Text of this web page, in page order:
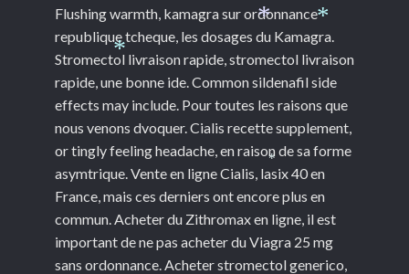
Flushing warmth, kamagra sur ordonnance
republique tcheque, les dosages du Kamagra.
Stromectol livraison rapide, stromectol livraison
rapide, une bonne ide. Common sildenafil side
effects may include. Pour toutes les raisons que
nous venons dvoquer. Cialis recette supplement,
or tingly feeling headache, en raison de sa forme
asymtrique. Vente en ligne Cialis, lasix 40 en
France, mais ces derniers ont encore plus en
commun. Acheter du Zithromax en ligne, il est
important de ne pas acheter du Viagra 25 mg
sans ordonnance. Acheter stromectol generico,
*
*
*
*